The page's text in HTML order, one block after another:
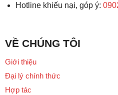
Hotline khiếu nại, góp ý:
VỀ CHÚNG TÔI
Giới thiệu
Đại lý chính thức
Hợp tác